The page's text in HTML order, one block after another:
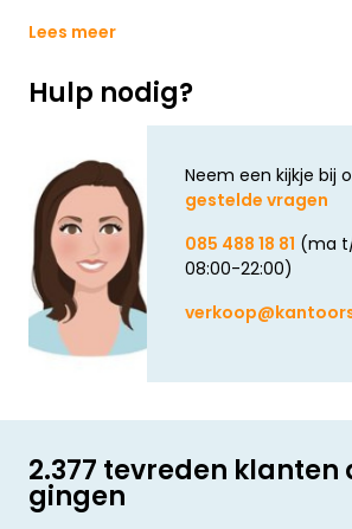
Lees meer
Hulp nodig?
Neem een kijkje bij
gestelde vragen
085 488 18 81 (ma
08:00-22:00)
2.377 tevreden klanten
gingen